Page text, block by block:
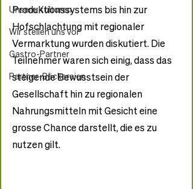
Unsere Kulturen
Wir stellen uns vor
Gastro-Partner
Partner-Bäckereien
Produktionssystems bis hin zur
Hofschlachtung mit regionaler
Vermarktung wurden diskutiert. Die
Teilnehmer waren sich einig, dass das
steigende Bewusstsein der
Gesellschaft hin zu regionalen
Nahrungsmitteln mit Gesicht eine
grosse Chance darstellt, die es zu
nutzen gilt.